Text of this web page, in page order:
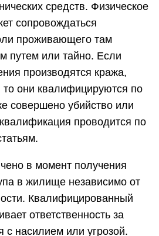
средств. Физическое
сопровождаться
проживающего там
путем или тайно. Если
производятся кража,
то они квалифицируются по
совершено убийство или
проводится по
в момент получения
в жилище независимо от
Квалифицированный
ответственность за
с насилием или угрозой.